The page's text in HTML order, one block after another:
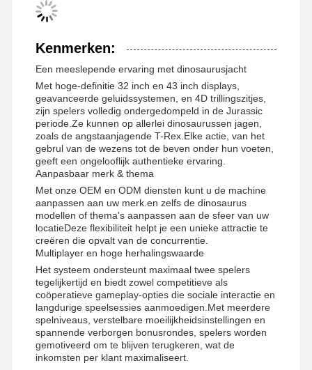
Thuis Producten Videos
Fabrieksreis Kwaliteitscont Contacteer
Kenmerken:
Een meeslepende ervaring met dinosaurusjacht
Met hoge-definitie 32 inch en 43 inch displays,
geavanceerde geluidssystemen, en 4D trillingszitjes,
zijn spelers volledig ondergedompeld in de Jurassic
periode.Ze kunnen op allerlei dinosaurussen jagen,
zoals de angstaanjagende T-Rex.Elke actie, van het
gebrul van de wezens tot de beven onder hun voeten,
geeft een ongelooflijk authentieke ervaring.
Aanpasbaar merk & thema
Met onze OEM en ODM diensten kunt u de machine
aanpassen aan uw merk.en zelfs de dinosaurus
modellen of thema's aanpassen aan de sfeer van uw
locatieDeze flexibiliteit helpt je een unieke attractie te
creëren die opvalt van de concurrentie.
Multiplayer en hoge herhalingswaarde
Het systeem ondersteunt maximaal twee spelers
tegelijkertijd en biedt zowel competitieve als
coöperatieve gameplay-opties die sociale interactie en
langdurige speelsessies aanmoedigen.Met meerdere
spelniveaus, verstelbare moeilijkheidsinstellingen en
spannende verborgen bonusrondes, spelers worden
gemotiveerd om te blijven terugkeren, wat de
inkomsten per klant maximaliseert.